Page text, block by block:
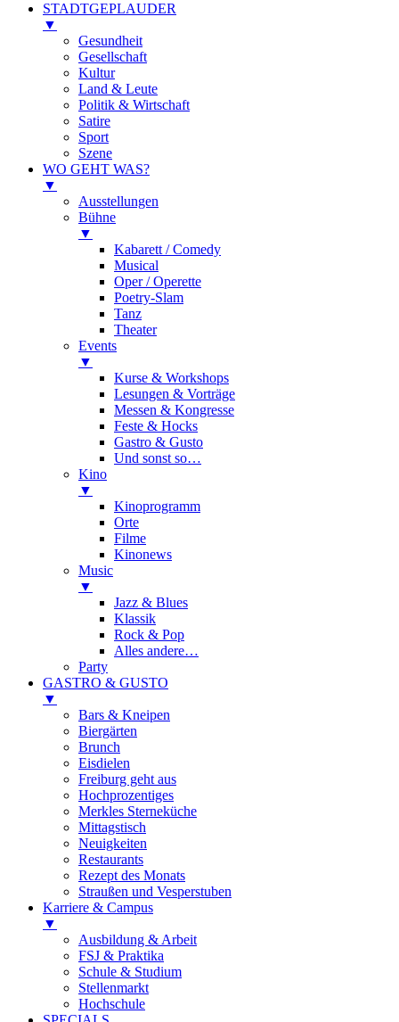
STADTGEPLAUDER
▼
Gesundheit
Gesellschaft
Kultur
Land & Leute
Politik & Wirtschaft
Satire
Sport
Szene
WO GEHT WAS?
▼
Ausstellungen
Bühne
▼
Kabarett / Comedy
Musical
Oper / Operette
Poetry-Slam
Tanz
Theater
Events
▼
Kurse & Workshops
Lesungen & Vorträge
Messen & Kongresse
Feste & Hocks
Gastro & Gusto
Und sonst so…
Kino
▼
Kinoprogramm
Orte
Filme
Kinonews
Music
▼
Jazz & Blues
Klassik
Rock & Pop
Alles andere…
Party
GASTRO & GUSTO
▼
Bars & Kneipen
Biergärten
Brunch
Eisdielen
Freiburg geht aus
Hochprozentiges
Merkles Sterneküche
Mittagstisch
Neuigkeiten
Restaurants
Rezept des Monats
Straußen und Vesperstuben
Karriere & Campus
▼
Ausbildung & Arbeit
FSJ & Praktika
Schule & Studium
Stellenmarkt
Hochschule